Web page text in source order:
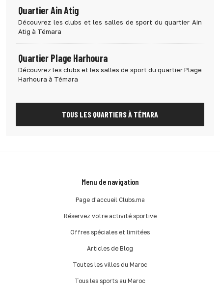
Quartier Ain Atig
Découvrez les clubs et les salles de sport du quartier Ain
Atig à Témara
Quartier Plage Harhoura
Découvrez les clubs et les salles de sport du quartier Plage
Harhoura à Témara
TOUS LES QUARTIERS À TÉMARA
Menu de navigation
Page d'accueil Clubs.ma
Réservez votre activité sportive
Offres spéciales et limitées
Articles de Blog
Toutes les villes du Maroc
Tous les sports au Maroc